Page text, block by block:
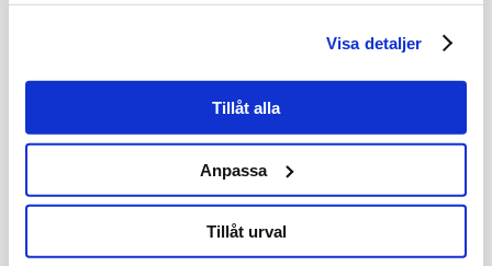
Visa detaljer
Tillåt alla
Anpassa
Tillåt urval
Total o Dagstotal Reservlaget